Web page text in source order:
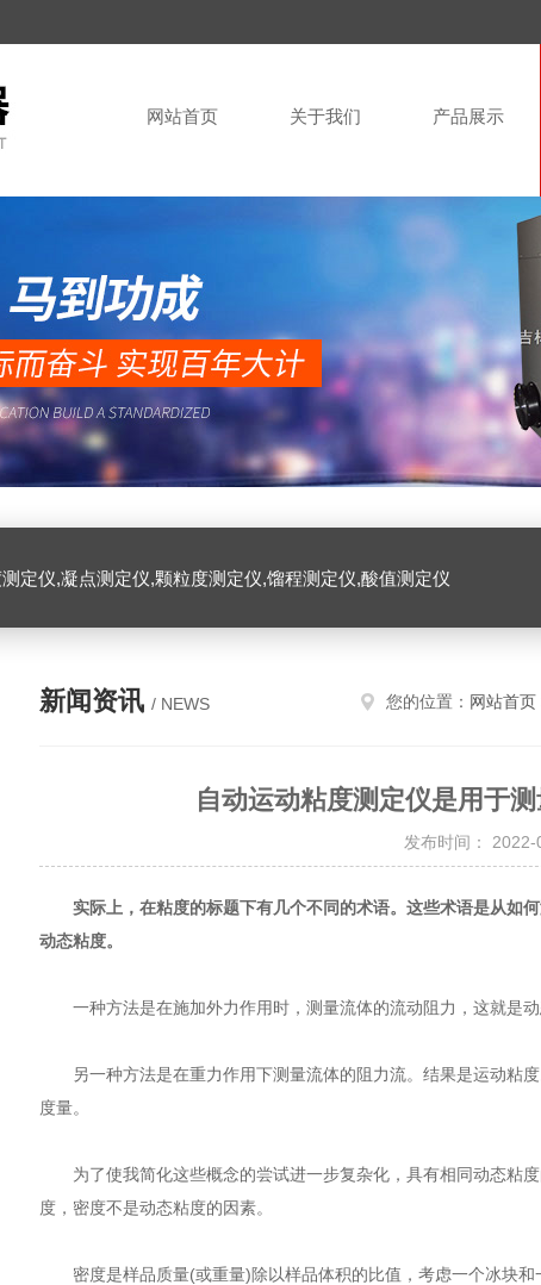
网站首页 关于我们 产品展示
定仪,凝点测定仪,颗粒度测定仪,馏程测定仪,酸值测定仪
新闻资讯 / NEWS 您的位置： 网站首页
自动运动粘度测定仪是用于
发布时间：
实际上，在粘度的标题下有几个不同的术语。这些术语是从如
动态粘度。
一种方法是在施加外力作用时，测量流体的流动阻力，这就是动
另一种方法是在重力作用下测量流体的阻力流。结果是运动粘
度量。
为了使我简化这些概念的尝试进一步复杂化，具有相同动态粘
度，密度不是动态粘度的因素。
密度是样品质量(或重量)除以样品体积的比值，考虑一个冰块和